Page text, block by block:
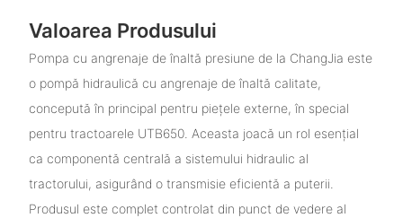
Valoarea Produsului
Pompa cu angrenaje de înaltă presiune de la ChangJia este
o pompă hidraulică cu angrenaje de înaltă calitate,
concepută în principal pentru piețele externe, în special
pentru tractoarele UTB650. Aceasta joacă un rol esențial
ca componentă centrală a sistemului hidraulic al
tractorului, asigurând o transmisie eficientă a puterii.
Produsul este complet controlat din punct de vedere al